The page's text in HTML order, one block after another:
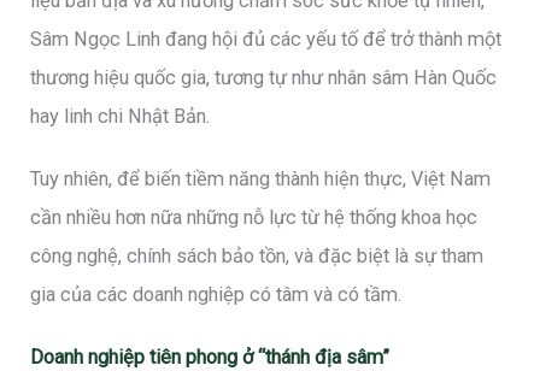
Sâm Ngọc Linh đang hội đủ các yếu tố để trở thành một
thương hiệu quốc gia, tương tự như nhân sâm Hàn Quốc
hay linh chi Nhật Bản.
Tuy nhiên, để biến tiềm năng thành hiện thực, Việt Nam
cần nhiều hơn nữa những nỗ lực từ hệ thống khoa học
công nghệ, chính sách bảo tồn, và đặc biệt là sự tham
gia của các doanh nghiệp có tâm và có tầm.
Doanh nghiệp tiên phong ở “thánh địa sâm”